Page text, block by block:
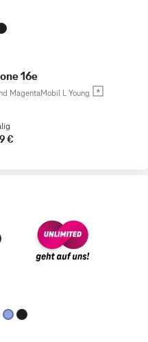
16e
MagentaMobil L Young
€